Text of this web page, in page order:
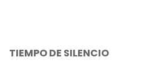
TIEMPO DE SILENCIO